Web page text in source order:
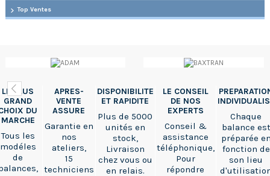
Top Ventes
LE PLUS
GRAND
DU
MARCHE
Tous les
modéles
de
APRES-
VENTE
ASSURE
Garantie en
nos
ateliers,
15
techniciens
DISPONIBILITE
ET RAPIDITE
Plus de 5000
unités en
stock,
Livraison
chez vous ou
en relais.
LE CONSEIL
DE NOS
EXPERTS
Conseil &
assistance
téléphonique,
Pour
répondre
Chaque
balance est
préparée
fonction de
son lieu